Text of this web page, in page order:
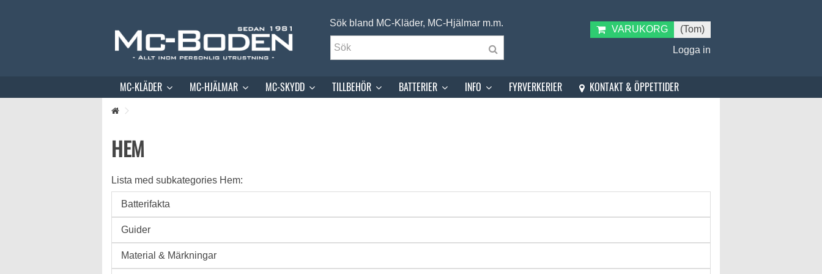
Sök bland MC-Kläder, MC-Hjälmar m.m.
VARUKORG
(Tom)
Logga in
MC-KLÄDER MC-HJÄLMAR MC-SKYDD TILLBEHÖR BATTERIER INFO FYRVERKERIER KONTAKT & ÖPPETTIDER
HEM
Lista med subkategories Hem:
Batterifakta
Guider
Material & Märkningar